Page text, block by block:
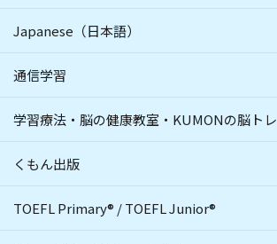
Japanese（日本語）
通信学習
学習療法・脳の健康教室・KUMONの脳トレ
くもん出版
TOEFL Primary® /TOEFL Junior®